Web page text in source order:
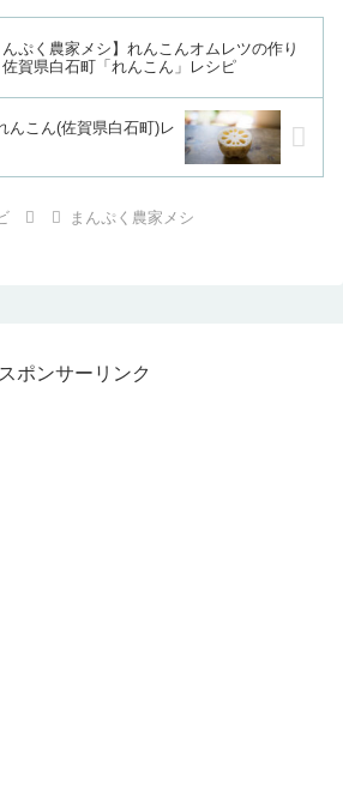
んぷく農家メシ】れんこんオムレツの作り
賀県白石町「れんこん」レシピ
んこん(佐賀県白石町)レ
まんぷく農家メシ
スポンサーリンク